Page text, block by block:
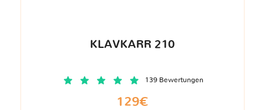
KLAVKARR 210
139 Bewertungen
129€